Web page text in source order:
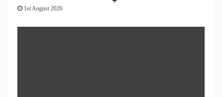
1st August 2026